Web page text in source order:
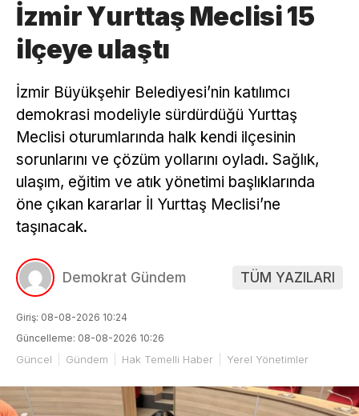
İzmir Yurttaş Meclisi 15
ilçeye ulaştı
İzmir Büyükşehir Belediyesi’nin katılımcı
demokrasi modeliyle sürdürdüğü Yurttaş
Meclisi oturumlarında halk kendi ilçesinin
sorunlarını ve çözüm yollarını oyladı. Sağlık,
ulaşım, eğitim ve atık yönetimi başlıklarında
öne çıkan kararlar İl Yurttaş Meclisi’ne
taşınacak.
Demokrat Gündem TÜM YAZILARI
Giriş: 08-08-2026 10:24
Güncelleme: 08-08-2026 10:26
Güncel Gündem Hak Temelli Haber Yerel Yönetimler